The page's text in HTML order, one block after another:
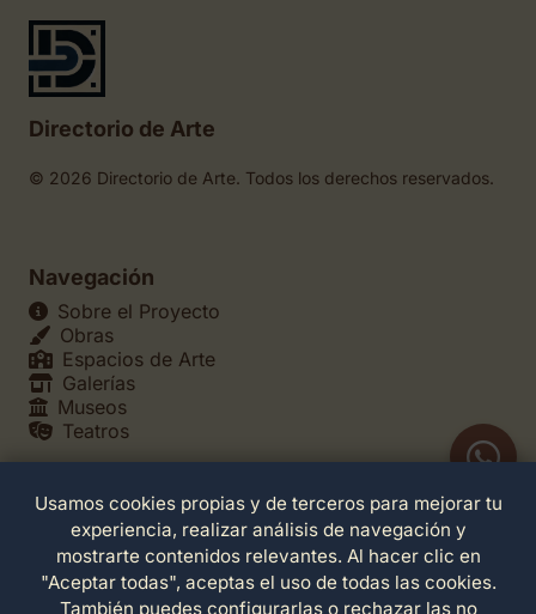
Directorio de Arte
© 2026 Directorio de Arte. Todos los derechos reservados.
Navegación
Sobre el Proyecto
Obras
Espacios de Arte
Galerías
Museos
Teatros
Legales
Política de Privacidad
Política de Cookies
Configuración de Cookies
Usamos cookies propias y de terceros para mejorar tu
experiencia, realizar análisis de navegación y
mostrarte contenidos relevantes. Al hacer clic en
"Aceptar todas", aceptas el uso de todas las cookies.
También puedes configurarlas o rechazar las no